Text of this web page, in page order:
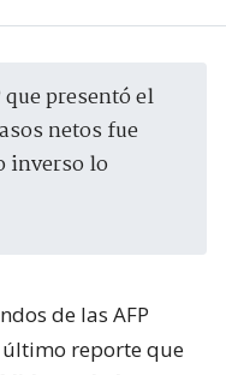
netos fue
inverso lo
de las AFP
último reporte que